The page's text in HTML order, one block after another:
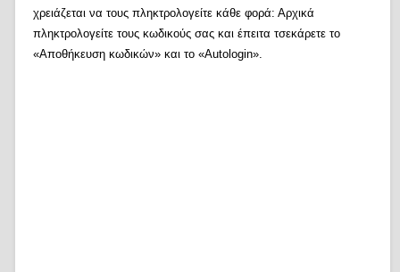
χρειάζεται να τους πληκτρολογείτε κάθε φορά: Αρχικά
πληκτρολογείτε τους κωδικούς σας και έπειτα τσεκάρετε το
«Αποθήκευση κωδικών» και το «Autologin».